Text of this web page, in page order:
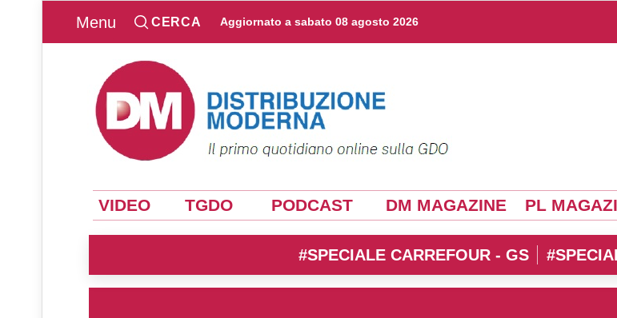
Menu CERCA Aggiornato a sabato 08 agosto 2026
VIDEO TGDO PODCAST DM MAGAZINE PL
#SPECIALE CARREFOUR - GS